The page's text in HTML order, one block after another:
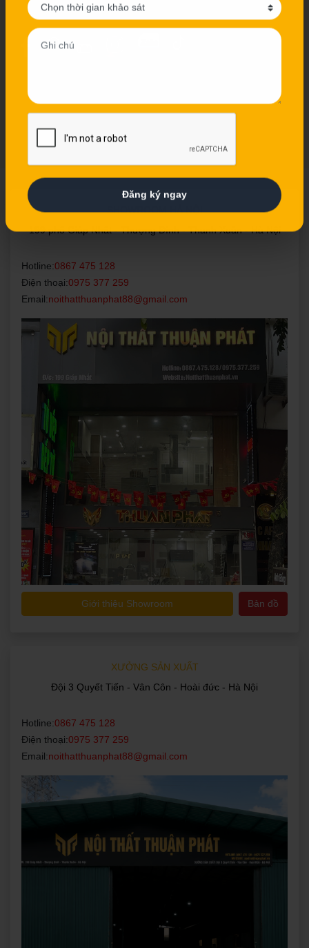
Kết nối với chúng tôi
Đơn vị cấp phép: Sở Tài Chính TP. Hà Nội - Phòng Đăng Ký
Kinh Doanh và Tài Chính Doanh Nghiệp
SHOWROOM HÀ NỘI
199 phố Giáp Nhất - Thượng Đình - Thanh Xuân - Hà Nội
Hotline:0867 475 128
Điện thoại:0975 377 259
Email:noithatthuanphat88@gmail.com
Giới thiệu Showroom Bản đồ
XƯỞNG SẢN XUẤT
Đội 3 Quyết Tiến - Vân Côn - Hoài đức - Hà Nội
Hotline:0867 475 128
Điện thoại:0975 377 259
Email:noithatthuanphat88@gmail.com
Vui lòng điền thông tin để nhận tư vấn miễn phí
Loại tủ bếp quan tâm?
Tủ Bếp Gỗ Tự Nhiên
Tủ Bếp Gỗ Công Nghiệp
Thời gian muốn khảo sát
Đăng ký ngay